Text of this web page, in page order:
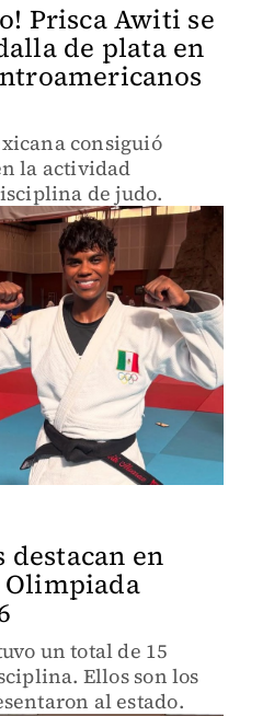
Prisca Awiti se
de plata en
consiguió
la actividad
de judo.
destacan en
un total de 15
Ellos son los
al estado.